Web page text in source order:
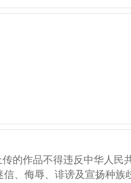
的作品不得违反中华人民
信、侮辱、诽谤及宣扬种族